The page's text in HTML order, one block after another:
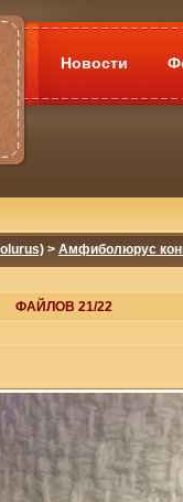
Новости
> Амфиболюрус
ФАЙЛОВ 21/22